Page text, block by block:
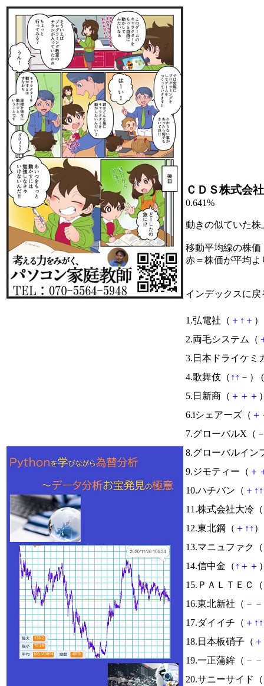
ＣＤＳ株式会社
0.641%
動きの似ていた
移動平均線の株価
赤＝株価が平均
インデックスに戻
1.弘電社（ ＋ ↑ ＋
2.両毛システム（
3.日本ドライケミ
4.歌舞伎（ ↑ ↑ － ） (
5.日新商（ ＋ ＋ ＋
6.iシェアーズ（ ＋
7.グローバルX（
8.グローバルイン
9.ジモティー（ ＋
10.ハチバン（ ＋ ↑ ↑
11.株式会社大冷（
12.東北鋼（ ＋ ↑ ↑
13.マニュファク（
14.信中金（ ↑ ＋ ＋
15.ＰＡＬＴＥＣ（
16.東北新社（ － －
17.ダイイチ（ ＋ ↑ ↑
18.日本板硝子（ ＋
19.一正蒲鉾（ － －
20.サニーサイド（